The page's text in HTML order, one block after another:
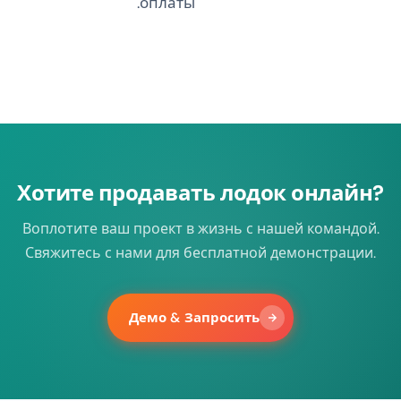
Хотите продавать лодок онлайн?
Воплотите ваш проект в жизнь с нашей командой.
Свяжитесь с нами для бесплатной демонстрации.
Демо & Запросить